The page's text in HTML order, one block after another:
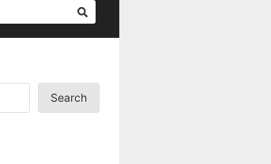
Search